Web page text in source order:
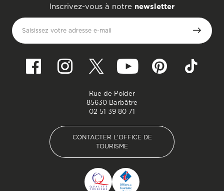
Inscrivez-vous à notre newsletter
Saisissez votre adresse e-mail
Rue de Polder
85630 Barbâtre
02 51 39 80 71
CONTACTER L'OFFICE DE
TOURISME
CONTACTER L'OFFICE DE
TOURISME